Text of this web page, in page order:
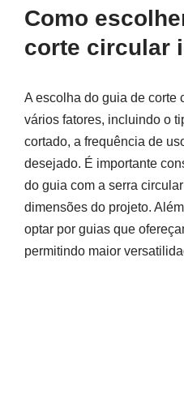
Como
corte circular
A escolha do guia de corte
vários fatores, incluindo o
cortado, a frequência de
desejado. É importante
do guia com a serra
dimensões do projeto.
optar por guias que
permitindo maior